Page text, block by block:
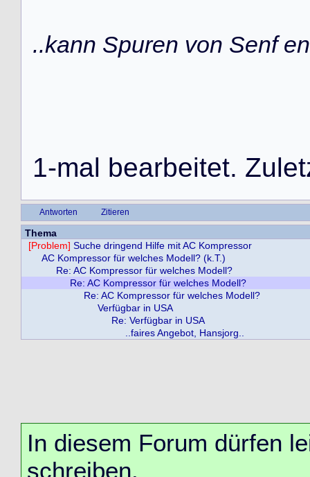
..kann Spuren von Senf
1-mal bearbeitet. Zulet
Antworten Zitieren
Thema
[Problem] Suche dringend Hilfe mit AC Kompressor
AC Kompressor für welches Modell? (k.T.)
Re: AC Kompressor für welches Modell?
Re: AC Kompressor für welches Modell?
Re: AC Kompressor für welches Modell?
Verfügbar in USA
Re: Verfügbar in USA
..faires Angebot, Hansjorg..
In diesem Forum dürfen
schreiben.